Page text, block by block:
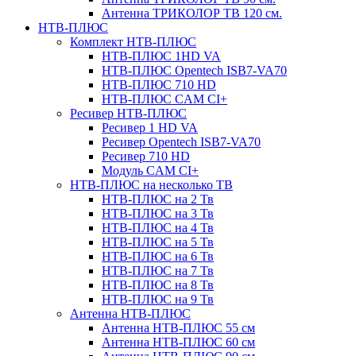
Антенна ТРИКОЛОР ТВ 120 см.
НТВ-ПЛЮС
Комплект НТВ-ПЛЮС
НТВ-ПЛЮС 1HD VA
НТВ-ПЛЮС Opentech ISB7-VA70
НТВ-ПЛЮС 710 HD
НТВ-ПЛЮС CAM CI+
Ресивер НТВ-ПЛЮС
Ресивер 1 HD VA
Ресивер Opentech ISB7-VA70
Ресивер 710 HD
Модуль CAM CI+
НТВ-ПЛЮС на несколько ТВ
НТВ-ПЛЮС на 2 Тв
НТВ-ПЛЮС на 3 Тв
НТВ-ПЛЮС на 4 Тв
НТВ-ПЛЮС на 5 Тв
НТВ-ПЛЮС на 6 Тв
НТВ-ПЛЮС на 7 Тв
НТВ-ПЛЮС на 8 Тв
НТВ-ПЛЮС на 9 Тв
Антенна НТВ-ПЛЮС
Антенна НТВ-ПЛЮС 55 см
Антенна НТВ-ПЛЮС 60 см